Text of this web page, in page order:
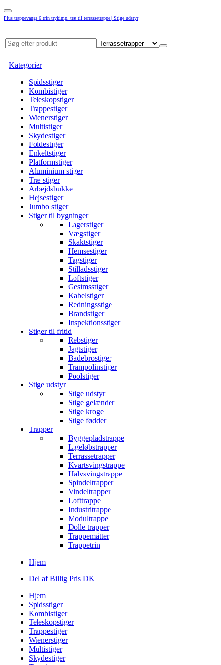
Plus trappevange 6 trin trykimp. træ til terrassetrappe | Stige udstyr
Kategorier
Spidsstiger
Kombistiger
Teleskopstiger
Trappestiger
Wienerstiger
Multistiger
Skydestiger
Foldestiger
Enkeltstiger
Platformstiger
Aluminium stiger
Træ stiger
Arbejdsbukke
Hejsestiger
Jumbo stiger
Stiger til bygninger
Lagerstiger
Vægstiger
Skaktstiger
Hemsestiger
Tagstiger
Stilladsstiger
Loftstiger
Gesimsstiger
Kabelstiger
Redningsstige
Brandstiger
Inspektionsstiger
Stiger til fritid
Rebstiger
Jagtstiger
Badebrostiger
Trampolinstiger
Poolstiger
Stige udstyr
Stige udstyr
Stige gelænder
Stige kroge
Stige fødder
Trapper
Byggepladstrappe
Ligeløbstrapper
Terrassetrapper
Kvartsvingstrappe
Halvsvingstrappe
Spindeltrapper
Vindeltrapper
Lofttrappe
Industritrappe
Modultrappe
Dolle trapper
Trappemåtter
Trappetrin
Hjem
Del af Billig Pris DK
Hjem
Spidsstiger
Kombistiger
Teleskopstiger
Trappestiger
Wienerstiger
Multistiger
Skydestiger